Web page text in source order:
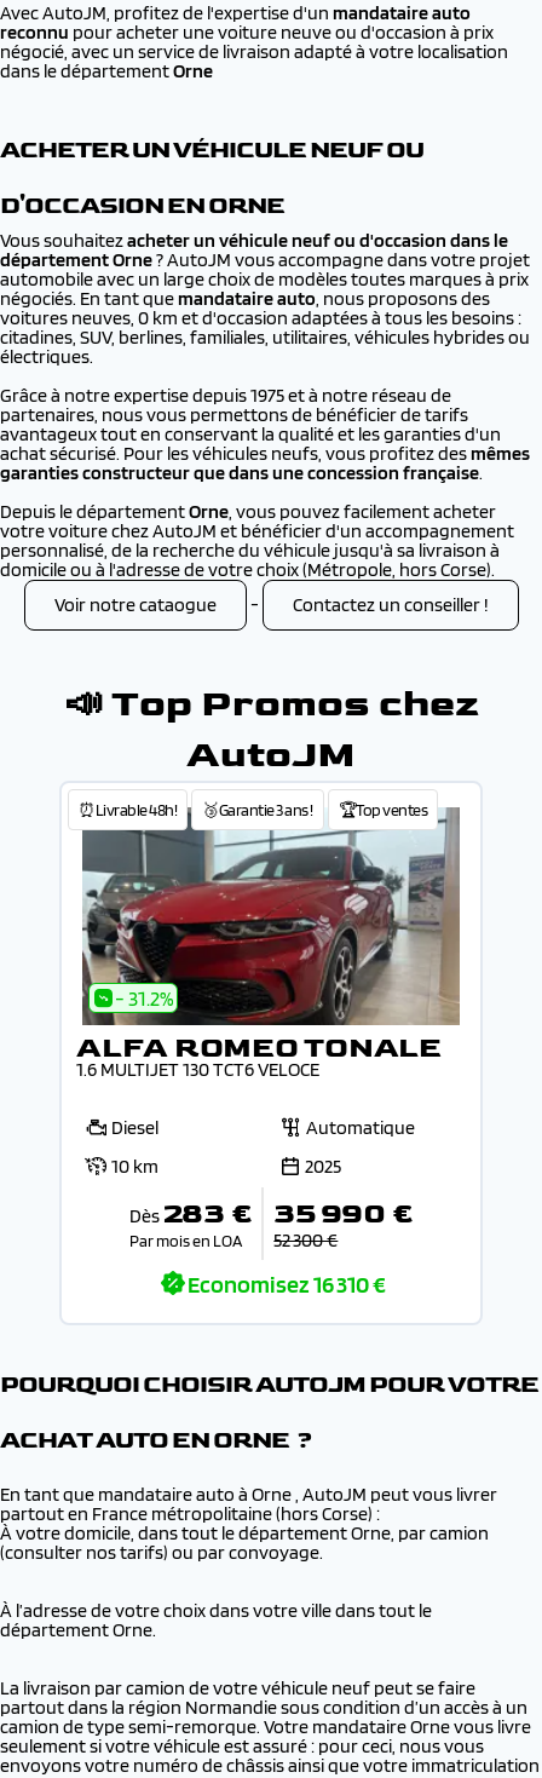
Avec AutoJM, profitez de l'expertise d'un mandataire auto
reconnu pour acheter une voiture neuve ou d'occasion à prix
négocié, avec un service de livraison adapté à votre localisation
dans le départementOrne
ACHETER UN VÉHICULE NEUF OU
D'OCCASION EN ORNE
Vous souhaitezacheter un véhicule neuf ou d'occasion dans le
département Orne? AutoJM vous accompagne dans votre projet
automobile avec un large choix de modèles toutes marques à prix
négociés. En tant quemandataire auto, nous proposons des
voitures neuves, 0 km et d'occasion adaptées à tous les besoins :
citadines, SUV, berlines, familiales, utilitaires, véhicules hybrides ou
électriques.
Grâce à notre expertise depuis 1975 et à notre réseau de
partenaires, nous vous permettons de bénéficier de tarifs
avantageux tout en conservant la qualité et les garanties d'un
achat sécurisé. Pour les véhicules neufs, vous profitez desmêmes
garanties constructeur que dans une concession française.
Depuis le départementOrne, vous pouvez facilement acheter
votre voiture chez AutoJM et bénéficier d'un accompagnement
personnalisé, de la recherche du véhicule jusqu'à sa livraison à
domicile ou à l'adresse de votre choix (Métropole, hors Corse).
Voir notre cataogue
- Contactez un conseiller !
📣 Top Promos chez
AutoJM
⏰Livrable 48h! 🥉Garantie 3 ans ! 🏆Top ventes
- 31.2%
ALFA ROMEO TONALE
1.6 MULTIJET 130 TCT6 VELOCE
Diesel
Automatique
10 km
2025
Dès 283 €
Par mois en LOA
35 990 €
52 300 €
Economisez16 310 €
POURQUOI CHOISIR AUTOJM POUR VOTRE
ACHAT AUTO EN ORNE ?
En tant que mandataire auto à Orne , AutoJM peut vous livrer
partout en France métropolitaine (hors Corse) :
À votre domicile, dans tout le département Orne, par camion
(consulter nos tarifs) ou par convoyage.
À l’adresse de votre choix dans votre ville dans tout le
département Orne.
La livraison par camion de votre véhicule neuf peut se faire
partout dans la région Normandie sous condition d’un accès à un
camion de type semi-remorque. Votre mandataire Orne vous livre
seulement si votre véhicule est assuré : pour ceci, nous vous
envoyons votre numéro de châssis ainsi que votre immatriculation